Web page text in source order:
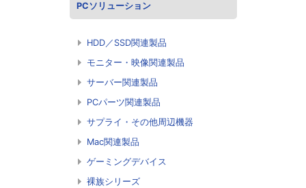
PCソリューション
HDD／SSD関連製品
モニター・映像関連製品
サーバー関連製品
PCパーツ関連製品
サプライ・その他周辺機器
Mac関連製品
ゲーミングデバイス
裸族シリーズ